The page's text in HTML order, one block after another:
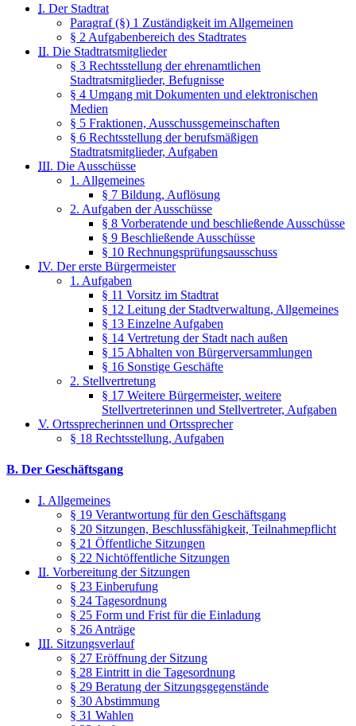
I. Der Stadtrat
Paragraf (§) 1 Zuständigkeit im Allgemeinen
§ 2 Aufgabenbereich des Stadtrates
II. Die Stadtratsmitglieder
§ 3 Rechtsstellung der ehrenamtlichen
Stadtratsmitglieder, Befugnisse
§ 4 Umgang mit Dokumenten und elektronischen
Medien
§ 5 Fraktionen, Ausschussgemeinschaften
§ 6 Rechtsstellung der berufsmäßigen
Stadtratsmitglieder, Aufgaben
III. Die Ausschüsse
1. Allgemeines
§ 7 Bildung, Auflösung
2. Aufgaben der Ausschüsse
§ 8 Vorberatende und beschließende Ausschüsse
§ 9 Beschließende Ausschüsse
§ 10 Rechnungsprüfungsausschuss
IV. Der erste Bürgermeister
1. Aufgaben
§ 11 Vorsitz im Stadtrat
§ 12 Leitung der Stadtverwaltung, Allgemeines
§ 13 Einzelne Aufgaben
§ 14 Vertretung der Stadt nach außen
§ 15 Abhalten von Bürgerversammlungen
§ 16 Sonstige Geschäfte
2. Stellvertretung
§ 17 Weitere Bürgermeister, weitere
Stellvertreterinnen und Stellvertreter, Aufgaben
V. Ortssprecherinnen und Ortssprecher
§ 18 Rechtsstellung, Aufgaben
B. Der Geschäftsgang
I. Allgemeines
§ 19 Verantwortung für den Geschäftsgang
§ 20 Sitzungen, Beschlussfähigkeit, Teilnahmepflicht
§ 21 Öffentliche Sitzungen
§ 22 Nichtöffentliche Sitzungen
II. Vorbereitung der Sitzungen
§ 23 Einberufung
§ 24 Tagesordnung
§ 25 Form und Frist für die Einladung
§ 26 Anträge
III. Sitzungsverlauf
§ 27 Eröffnung der Sitzung
§ 28 Eintritt in die Tagesordnung
§ 29 Beratung der Sitzungsgegenstände
§ 30 Abstimmung
§ 31 Wahlen